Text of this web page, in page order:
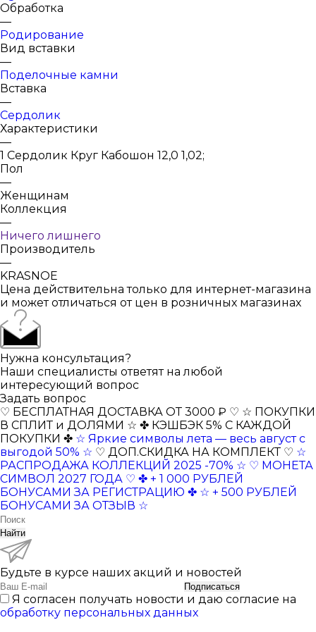
Обработка
—
Родирование
Вид вставки
—
Поделочные камни
Вставка
—
Сердолик
Характеристики
—
1 Сердолик Круг Кабошон 12,0 1,02;
Пол
—
Женщинам
Коллекция
—
Ничего лишнего
Производитель
—
KRASNOE
Цена действительна только для интернет-магазина
и может отличаться от цен в розничных магазинах
Нужна консультация?
Наши специалисты ответят на любой
интересующий вопрос
Задать вопрос
♡ БЕСПЛАТНАЯ ДОСТАВКА ОТ 3000 ₽ ♡ ☆ ПОКУПКИ
В СПЛИТ и ДОЛЯМИ ☆ ✤ КЭШБЭК 5% С КАЖДОЙ
ПОКУПКИ ✤ ☆ Яркие символы лета — весь август с
выгодой 50% ☆ ♡ ДОП.СКИДКА НА КОМПЛЕКТ ♡ ☆
РАСПРОДАЖА КОЛЛЕКЦИЙ 2025 -70% ☆ ♡ МОНЕТА
СИМВОЛ 2027 ГОДА ♡ ✤ + 1 000 РУБЛЕЙ
БОНУСАМИ ЗА РЕГИСТРАЦИЮ ✤ ☆ + 500 РУБЛЕЙ
БОНУСАМИ ЗА ОТЗЫВ ☆
Найти
Будьте в курсе наших акций и новостей
Подписаться
Я согласен получать новости и даю согласие на
обработку персональных данных